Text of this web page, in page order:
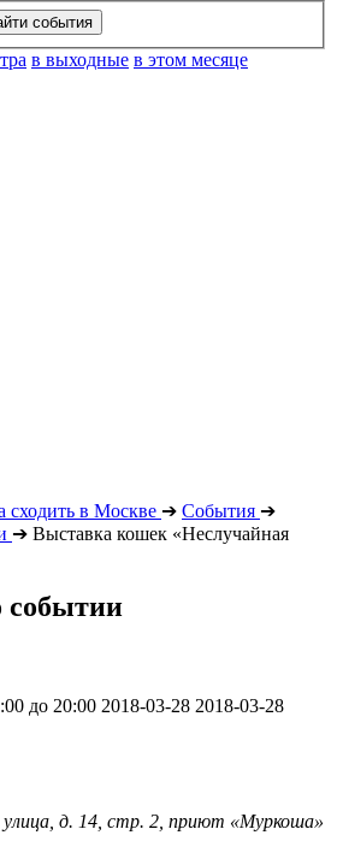
в выходные в этом месяце
в Москве ➔ События ➔
➔ Выставка кошек «Неслучайная
до 20:00 2018-03-28 2018-03-28
д. 14, стр. 2, приют «Муркоша»